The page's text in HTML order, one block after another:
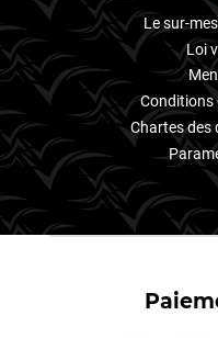
Le sur-
Loi
Conditions
Chartes des